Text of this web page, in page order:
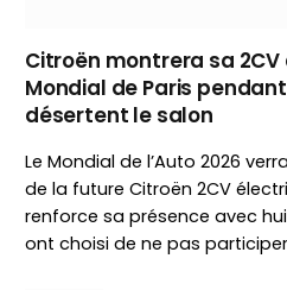
Citroën montrera sa
Mondial de Paris
désertent le salon
Le Mondial de l’Auto 2026
de la future Citroën 2CV
renforce sa présence avec
ont choisi de ne pas